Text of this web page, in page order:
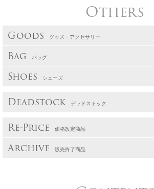
Others
Goods グッズ・アクセサリー
Bag バッグ
Shoes シューズ
Deadstock デッドストック
Re-Price 価格改定商品
Archive 販売終了商品